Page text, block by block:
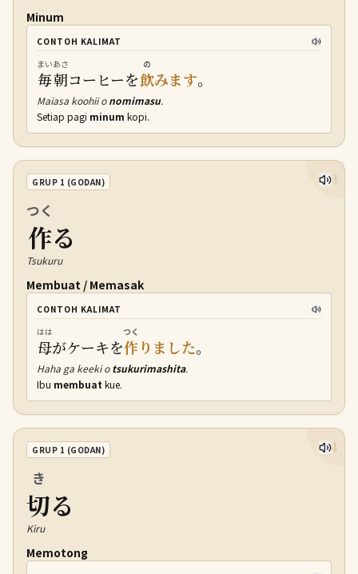
Minum
CONTOH KALIMAT
毎朝
まいあさ
コーヒーを飲
の
みます。
Maiasa koohii onomimasu.
Setiap pagi minum kopi.
13
GRUP 1 (GODAN)
作
つく
る
Tsukuru
Membuat / Memasak
CONTOH KALIMAT
母
はは
がケーキを作
つく
りました。
Haha ga keeki otsukurimashita.
Ibu membuat kue.
14
GRUP 1 (GODAN)
切
き
る
Kiru
Memotong